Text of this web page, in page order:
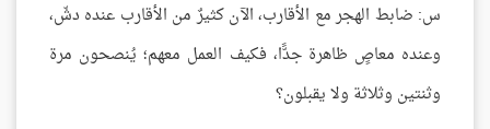
س: ضابط الهجر مع الأقارب، الآن كثيرٌ من الأقارب عنده دشّ،
وعنده معاصٍ ظاهرة جدًّا، فكيف العمل معهم؛ يُنصحون مرة
وثنتين وثلاثة ولا يقبلون؟